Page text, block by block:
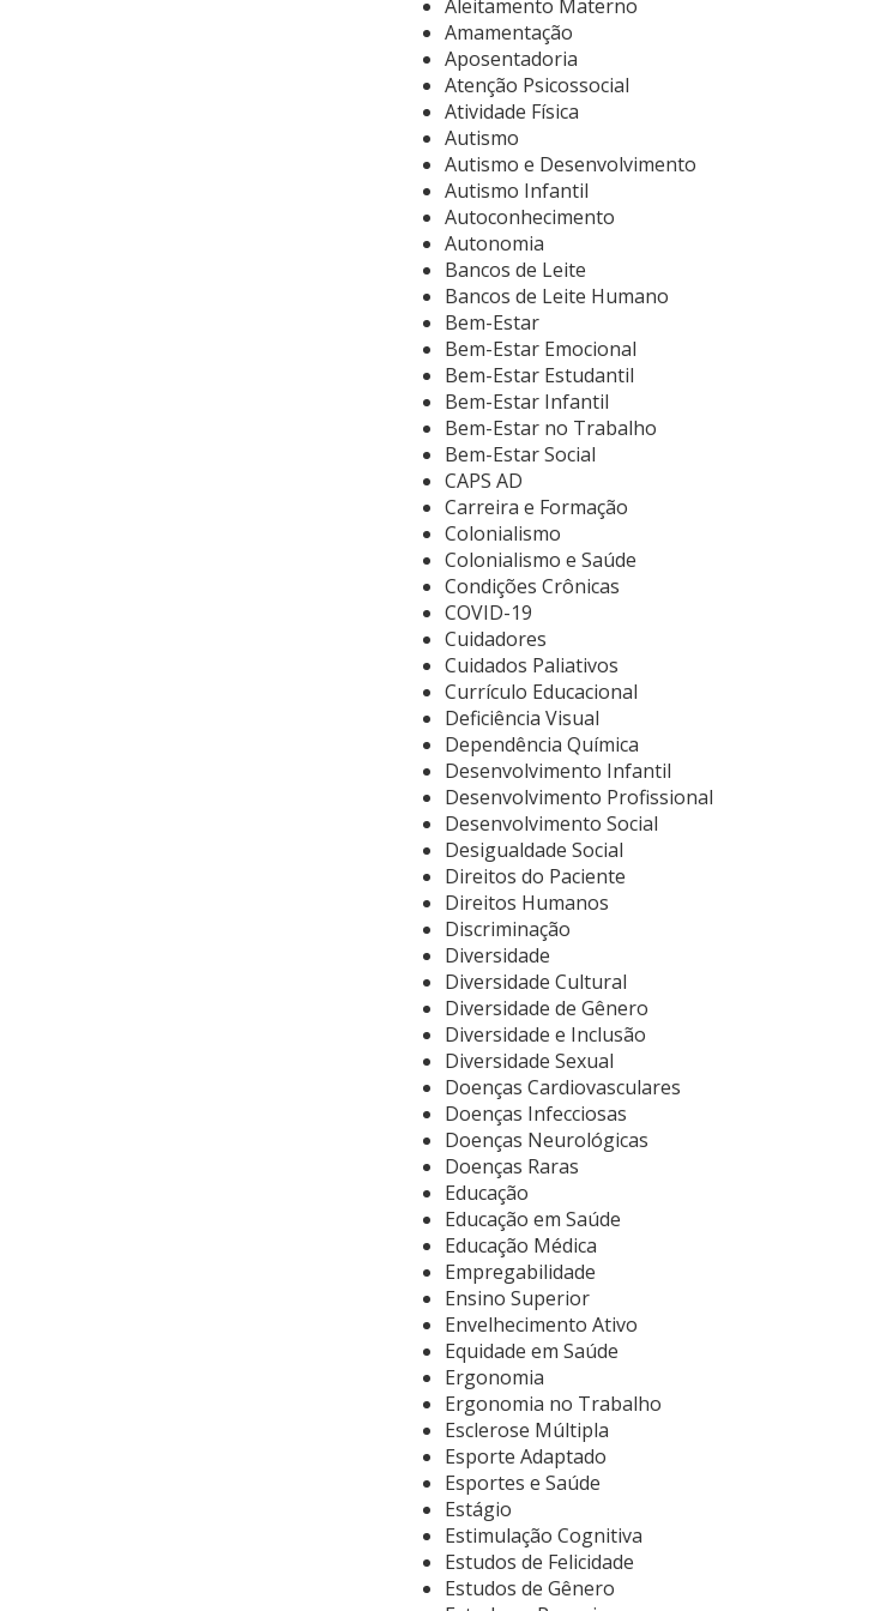
Aleitamento Materno
Amamentação
Aposentadoria
Atenção Psicossocial
Atividade Física
Autismo
Autismo e Desenvolvimento
Autismo Infantil
Autoconhecimento
Autonomia
Bancos de Leite
Bancos de Leite Humano
Bem-Estar
Bem-Estar Emocional
Bem-Estar Estudantil
Bem-Estar Infantil
Bem-Estar no Trabalho
Bem-Estar Social
CAPS AD
Carreira e Formação
Colonialismo
Colonialismo e Saúde
Condições Crônicas
COVID-19
Cuidadores
Cuidados Paliativos
Currículo Educacional
Deficiência Visual
Dependência Química
Desenvolvimento Infantil
Desenvolvimento Profissional
Desenvolvimento Social
Desigualdade Social
Direitos do Paciente
Direitos Humanos
Discriminação
Diversidade
Diversidade Cultural
Diversidade de Gênero
Diversidade e Inclusão
Diversidade Sexual
Doenças Cardiovasculares
Doenças Infecciosas
Doenças Neurológicas
Doenças Raras
Educação
Educação em Saúde
Educação Médica
Empregabilidade
Ensino Superior
Envelhecimento Ativo
Equidade em Saúde
Ergonomia
Ergonomia no Trabalho
Esclerose Múltipla
Esporte Adaptado
Esportes e Saúde
Estágio
Estimulação Cognitiva
Estudos de Felicidade
Estudos de Gênero